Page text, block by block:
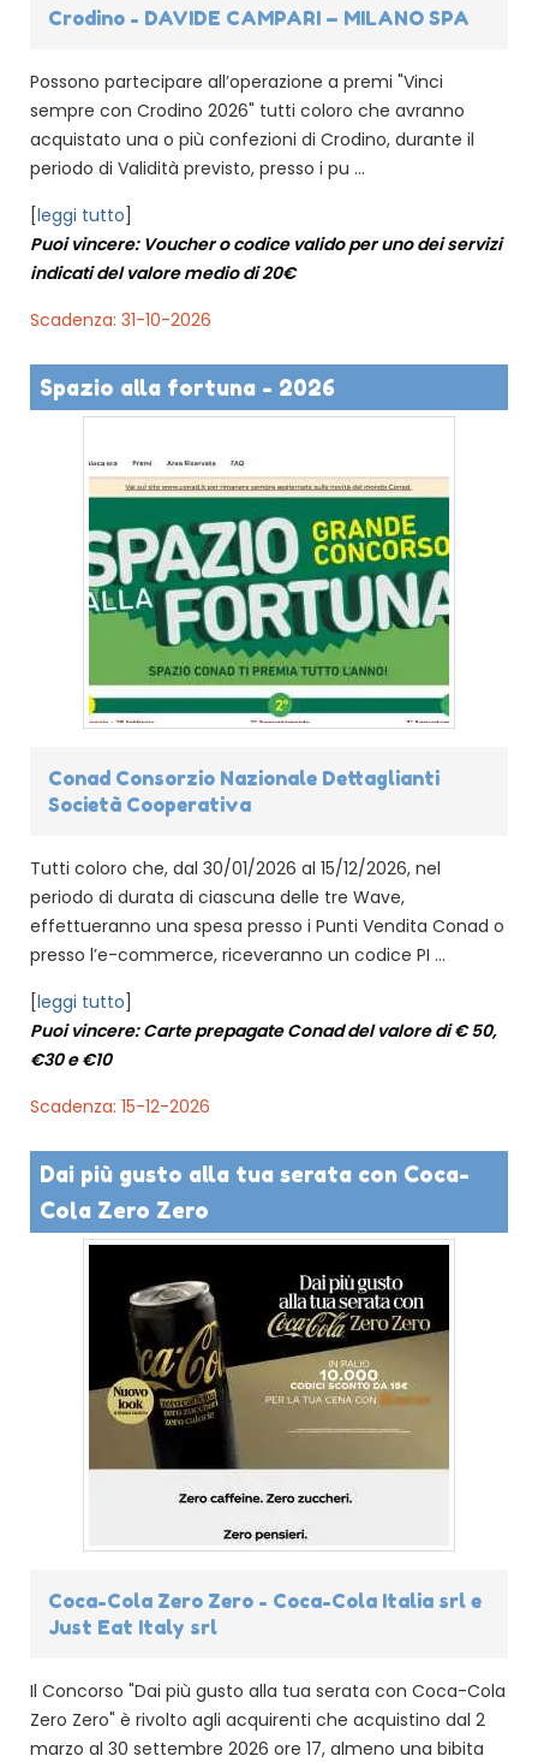
Crodino - DAVIDE CAMPARI – MILANO SPA
Possono partecipare all’operazione a premi "Vinci
sempre con Crodino 2026" tutti coloro che avranno
acquistato una o più confezioni di Crodino, durante il
periodo di Validità previsto, presso i pu ...
[leggi tutto]
Puoi vincere: Voucher o codice valido per uno dei servizi
indicati del valore medio di 20€
Scadenza: 31-10-2026
Spazio alla fortuna - 2026
Conad Consorzio Nazionale Dettaglianti
Società Cooperativa
Tutti coloro che, dal 30/01/2026 al 15/12/2026, nel
periodo di durata di ciascuna delle tre Wave,
effettueranno una spesa presso i Punti Vendita Conad o
presso l’e-commerce, riceveranno un codice PI ...
[leggi tutto]
Puoi vincere: Carte prepagate Conad del valore di € 50,
€30 e €10
Scadenza: 15-12-2026
Dai più gusto alla tua serata con Coca-
Cola Zero Zero
Coca-Cola Zero Zero - Coca-Cola Italia srl e
Just Eat Italy srl
Il Concorso "Dai più gusto alla tua serata con Coca-Cola
Zero Zero" è rivolto agli acquirenti che acquistino dal 2
marzo al 30 settembre 2026 ore 17, almeno una bibita